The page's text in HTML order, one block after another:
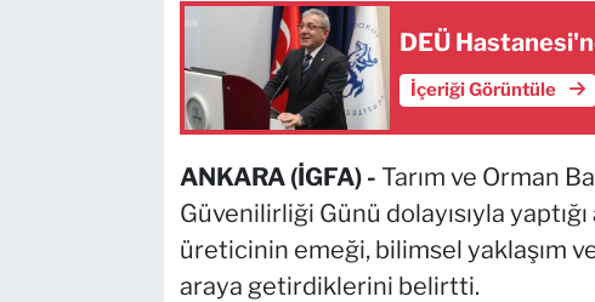
DEÜ
İçeriği Görüntüle
ANKARA (İGFA) - Tarım ve Orman
Güvenilirliği Günü dolayısıyla
üreticinin emeği, bilimsel yaklaşım
araya getirdiklerini belirtti.